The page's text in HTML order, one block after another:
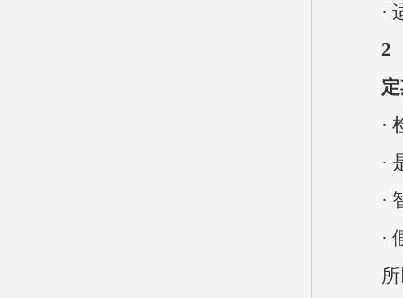
·
2
·
·
·
·